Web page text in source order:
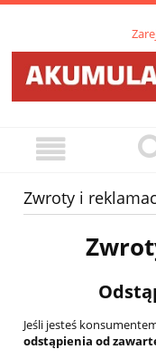
Zwroty i
Jeśli jesteś
odstąpienia od